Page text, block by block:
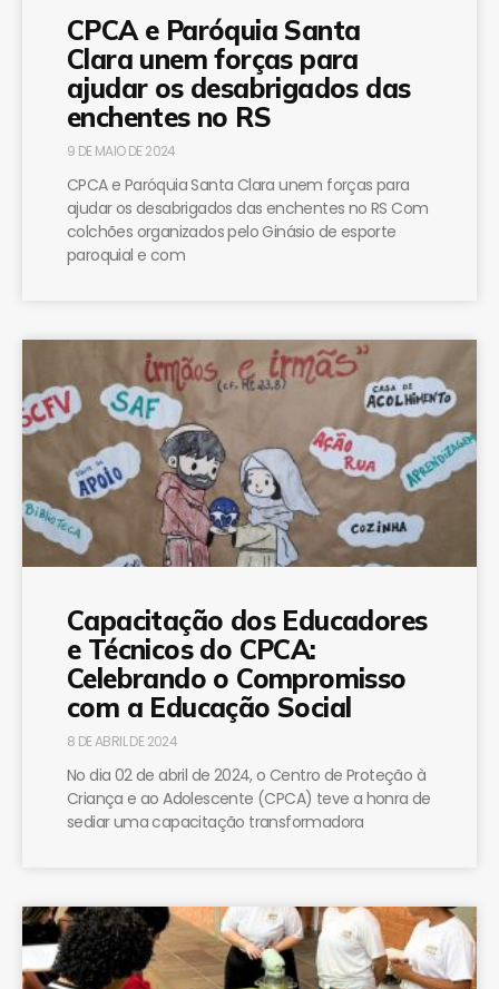
CPCA e Paróquia Santa
Clara unem forças para
ajudar os desabrigados das
enchentes no RS
9 DE MAIO DE 2024
CPCA e Paróquia Santa Clara unem forças para
ajudar os desabrigados das enchentes no RS Com
colchões organizados pelo Ginásio de esporte
paroquial e com
Capacitação dos Educadores
e Técnicos do CPCA:
Celebrando o Compromisso
com a Educação Social
8 DE ABRIL DE 2024
No dia 02 de abril de 2024, o Centro de Proteção à
Criança e ao Adolescente (CPCA) teve a honra de
sediar uma capacitação transformadora